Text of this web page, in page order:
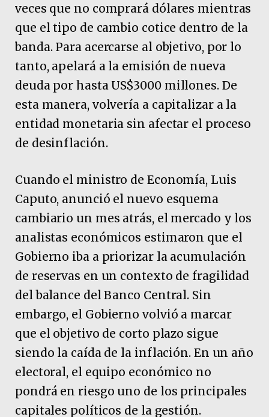
veces que no comprará dólares mientras
que el tipo de cambio cotice dentro de la
banda. Para acercarse al objetivo, por lo
tanto, apelará a la emisión de nueva
deuda por hasta US$3000 millones. De
esta manera, volvería a capitalizar a la
entidad monetaria sin afectar el proceso
de desinflación.
Cuando el ministro de Economía, Luis
Caputo, anunció el nuevo esquema
cambiario un mes atrás, el mercado y los
analistas económicos estimaron que el
Gobierno iba a priorizar la acumulación
de reservas en un contexto de fragilidad
del balance del Banco Central. Sin
embargo, el Gobierno volvió a marcar
que el objetivo de corto plazo sigue
siendo la caída de la inflación. En un año
electoral, el equipo económico no
pondrá en riesgo uno de los principales
capitales políticos de la gestión.